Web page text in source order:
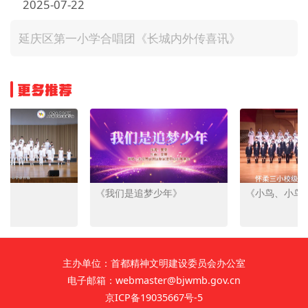
北京宣传文化引导基金
宣传思想文化人才
专题
资料库
+
2025-07-22
延庆区第一小学合唱团《长城内外传喜讯》
更多推荐
《我们是追梦少年》 《小鸟、小鸟》
主办单位：首都精神文明建设委员会办公室
电子邮箱：webmaster@bjwmb.gov.cn
京ICP备19035667号-5